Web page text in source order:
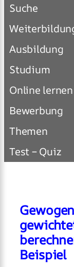
Suche
Ausbildung
Studium
Online lernen
Bewerbung
Themen
Test – Quiz
Beispiel